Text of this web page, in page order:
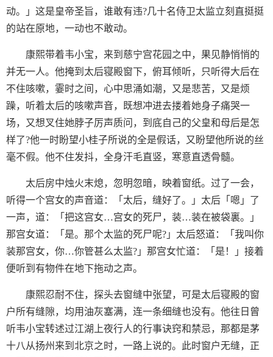
动。」这是皇帝圣旨，谁敢有违?几十名侍卫太监立刻直挺挺
的站在原地，一动也不敢动。
康熙带着韦小宝，来到慈宁宫花园之中，果见静悄悄的
并无一人。他掩到太后寝殿窗下，俯耳倾听，只听得大后在
不住咳嗽，霎时之间，心中思涌如潮，又是悲苦，又是烦
躁，听着太后的咳嗽声音，既想冲进去搂着她身子痛哭一
场，又想叉住她脖子厉声质问，到底自己的父皇和母后是怎
样了?他一时盼望小桂子所说的全是假话，又盼望他所说的丝
毫不假。他不住发抖，全身汗毛直竖，寒意直透骨髓。
太后房中烛火末熄，忽明忽暗，映着窗纸。过了一会，
听得一个宫女的声音道：「太后，缝好了。」太后「嗯」了
一声，道：「把这宫女…宫女的死尸，装…装在被袋裏。」
那宫女道：「是。那个太监的死尸呢?」太后怒道：「我叫你
装那宫女，你…你管甚么太监?」那宫女忙道：「是！」接着
便听到有物件在地下拖动之声。
康熙忍耐不住，探头去窗缝中张望，可是太后寝殿的窗
户所有缝隙，均用油灰塞满，连一条细缝也没有。他往日曾
听韦小宝转述过江湖上夜行人的行事诀窍和禁忌，那都是茅
十八从扬州来到北京之时，一路上说的。此时窗户无缝，正